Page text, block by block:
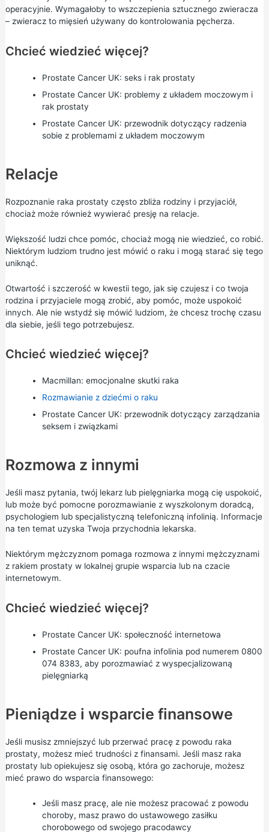
operacyjnie. Wymagałoby to wszczepienia sztucznego zwieracza
– zwieracz to mięsień używany do kontrolowania pęcherza.
Chcieć wiedzieć więcej?
Prostate Cancer UK: seks i rak prostaty
Prostate Cancer UK: problemy z układem moczowym i
rak prostaty
Prostate Cancer UK: przewodnik dotyczący radzenia
sobie z problemami z układem moczowym
Relacje
Rozpoznanie raka prostaty często zbliża rodziny i przyjaciół,
chociaż może również wywierać presję na relacje.
Większość ludzi chce pomóc, chociaż mogą nie wiedzieć, co robić.
Niektórym ludziom trudno jest mówić o raku i mogą starać się tego
uniknąć.
Otwartość i szczerość w kwestii tego, jak się czujesz i co twoja
rodzina i przyjaciele mogą zrobić, aby pomóc, może uspokoić
innych. Ale nie wstydź się mówić ludziom, że chcesz trochę czasu
dla siebie, jeśli tego potrzebujesz.
Chcieć wiedzieć więcej?
Macmillan: emocjonalne skutki raka
Rozmawianie z dziećmi o raku
Prostate Cancer UK: przewodnik dotyczący zarządzania
seksem i związkami
Rozmowa z innymi
Jeśli masz pytania, twój lekarz lub pielęgniarka mogą cię uspokoić,
lub może być pomocne porozmawianie z wyszkolonym doradcą,
psychologiem lub specjalistyczną telefoniczną infolinią. Informacje
na ten temat uzyska Twoja przychodnia lekarska.
Niektórym mężczyznom pomaga rozmowa z innymi mężczyznami
z rakiem prostaty w lokalnej grupie wsparcia lub na czacie
internetowym.
Chcieć wiedzieć więcej?
Prostate Cancer UK: społeczność internetowa
Prostate Cancer UK: poufna infolinia pod numerem 0800
074 8383, aby porozmawiać z wyspecjalizowaną
pielęgniarką
Pieniądze i wsparcie finansowe
Jeśli musisz zmniejszyć lub przerwać pracę z powodu raka
prostaty, możesz mieć trudności z finansami. Jeśli masz raka
prostaty lub opiekujesz się osobą, która go zachoruje, możesz
mieć prawo do wsparcia finansowego:
Jeśli masz pracę, ale nie możesz pracować z powodu
choroby, masz prawo do ustawowegozasiłku
chorobowegood swojego pracodawcy